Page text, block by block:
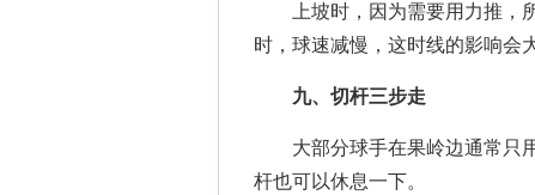
上坡时，因为需要用力推，所
时，球速减慢，这时线的影响会
九、切杆三步走
大部分球手在果岭边通常只用
杆也可以休息一下。